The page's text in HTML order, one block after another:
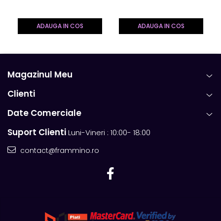
excelentă a imaginii in ansamblu, chiar si in zone cu
interferente. Utilizarea este foarte facila, doar conectati
HDMI in porturile HDMI respective. In plus, instalația este
foarte simplă și nu necesită cunoștințe tehnice avansate.
ADAUGA IN COS ADAUGA IN COS
Magazinul Meu
Clienti
Date Comerciale
Suport ClientiLuni-Vineri : 10:00- 18:00
contact@frammino.ro